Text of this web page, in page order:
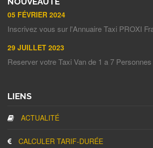
05 FÉVRIER 2024
Inscrivez vous sur l'Annuaire Taxi PROXI
29 JUILLET 2023
Reserver votre Taxi Van de 1 a 7 Personnes
LIENS
ACTUALITÉ
CALCULER TARIF-DURÉE